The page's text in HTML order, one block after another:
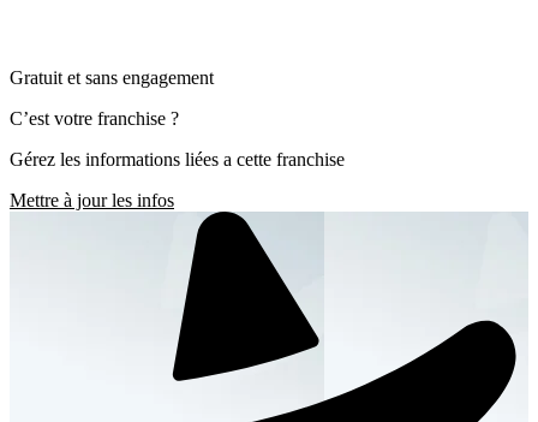
Gratuit et sans engagement
C’est votre franchise ?
Gérez les informations liées a cette franchise
Mettre à jour les infos